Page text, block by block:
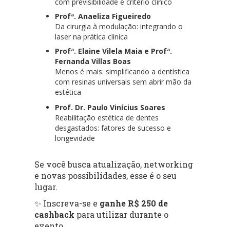
Profª. Anaeliza Figueiredo
Da cirurgia à modulação: integrando o
laser na prática clínica
Profª. Elaine Vilela Maia e Profª.
Fernanda Villas Boas
Menos é mais: simplificando a dentística
com resinas universais sem abrir mão da
estética
Prof. Dr. Paulo Vinícius Soares
Reabilitação estética de dentes
desgastados: fatores de sucesso e
longevidade
Se você busca atualização, networking
e novas possibilidades, esse é o seu
lugar.
✨ Inscreva-se e ganhe R$ 250 de
cashback para utilizar durante o